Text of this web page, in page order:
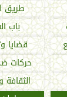
طريق
باب
قضايا
حركات
الثقافة